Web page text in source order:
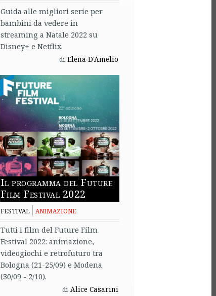
Guida alle migliori serie per
bambini da vedere in
streaming a Natale 2022 su
Disney+ e Netflix.
di Elena D'Amelio
Il programma del Future
Film Festival 2022
FESTIVAL ANIMAZIONE
Tutti i film del Future Film
Festival 2022: animazione,
videogiochi e retrofuturo tra
Bologna (21-25/09) e Modena
(30/09 - 2/10).
di Alice Casarini